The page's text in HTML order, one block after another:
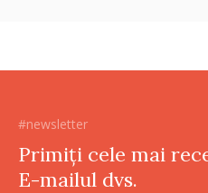
#newsletter
Primiți cele mai
E-mailul dvs.